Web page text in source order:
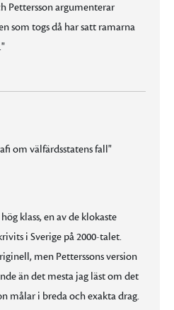
Pettersson argumenterar
som togs då har satt ramarna
om välfärdsstatens fall"
hög klass, en av de klokaste
i Sverige på 2000-talet.
men Petterssons version
än det mesta jag läst om det
målar i breda och exakta drag.